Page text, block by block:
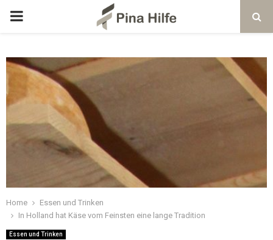
Home
Essen und Trinken
In Holland hat Käse vom Feinsten eine lange Tradition
Essen und Trinken